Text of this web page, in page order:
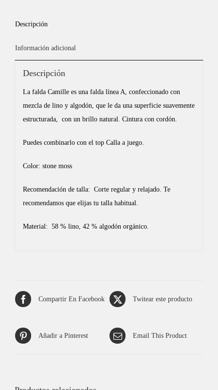
Descripción
Información adicional
Descripción
La falda Camille es una falda línea A, confeccionado con
mezcla de lino y algodón, que le da una superficie suavemente
estructurada, con un brillo natural. Cintura con cordón.
Puedes combinarlo con el top Calla a juego.
Color: stone moss
Recomendación de talla: Corte regular y relajado. Te
recomendamos que elijas tu talla habitual.
Material: 58 % lino, 42 % algodón orgánico.
Compartir En Facebook Twitear este producto
Añadir a Pinterest Email This Product